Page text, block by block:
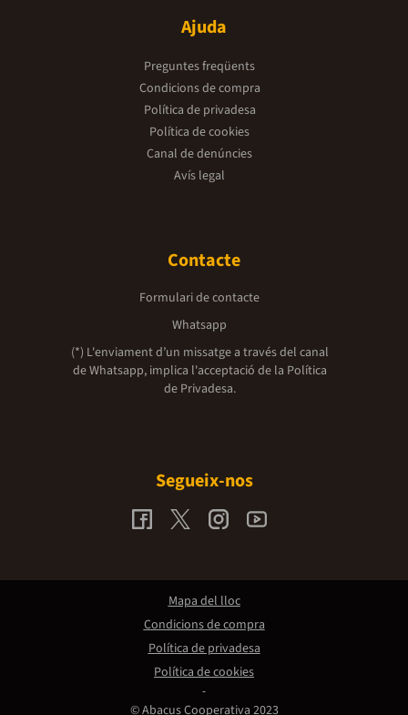
Ajuda
Preguntes freqüents
Condicions de compra
Política de privadesa
Política de cookies
Canal de denúncies
Avís legal
Contacte
Formulari de contacte
Whatsapp
(*) L'enviament d’un missatge a través del canal
de Whatsapp, implica l'acceptació de la Política
de Privadesa.
Segueix-nos
© Abacus Cooperativa 2023
Mapa del lloc
Condicions de compra
Política de privadesa
Política de cookies